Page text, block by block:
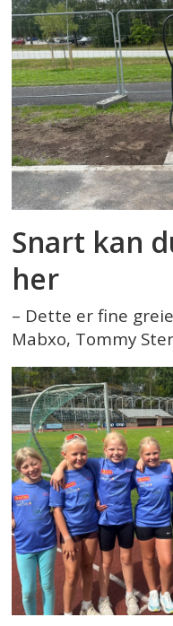
Snart kan
her
– Dette er fine
Mabxo, Tommy